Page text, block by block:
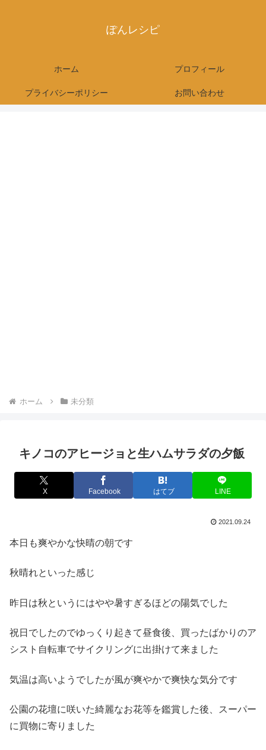
ぽんレシピ
ホーム プロフィール
プライバシーポリシー お問い合わせ
ホーム 未分類
キノコのアヒージョと生ハムサラダの夕飯
X Facebook はてブ LINE
2021.09.24
本日も爽やかな快晴の朝です
秋晴れといった感じ
昨日は秋というにはやや暑すぎるほどの陽気でした
祝日でしたのでゆっくり起きて昼食後、買ったばかりのア
シスト自転車でサイクリングに出掛けて来ました
気温は高いようでしたが風が爽やかで爽快な気分です
公園の花壇に咲いた綺麗なお花等を鑑賞した後、スーパー
に買物に寄りました